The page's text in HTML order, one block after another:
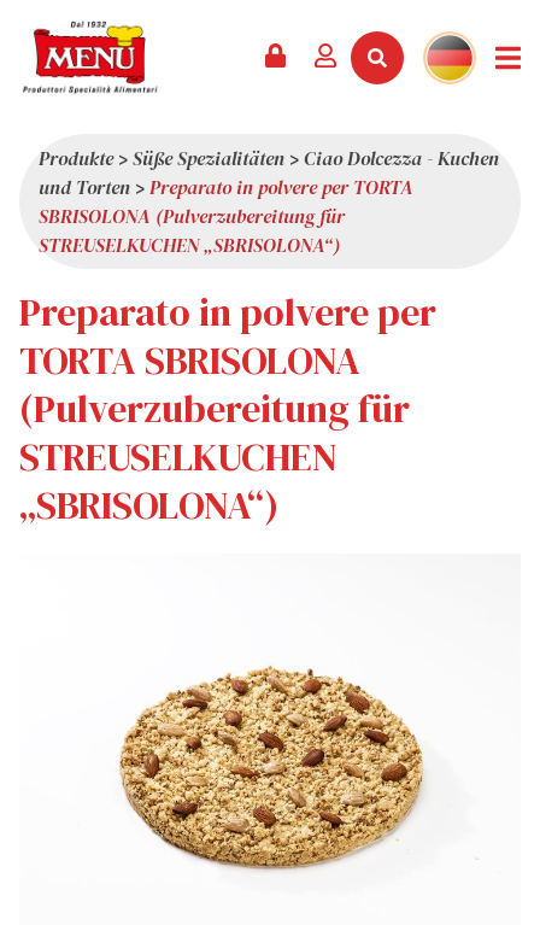
KATALOG
SERVICES
NEUHEITEN
PRÄMIEN
PRESSESCHAU
ÜBER UNS
QUALITÄT
WERTE
SHOWROOM
ARBEITEN SIE MIT UNS
Produkte>Süße Spezialitäten >Ciao Dolcezza - Kuchen
und Torten >Preparato in polvere per TORTA
SBRISOLONA (Pulverzubereitung für
STREUSELKUCHEN „SBRISOLONA“)
Preparato in polvere per
TORTA SBRISOLONA
(Pulverzubereitung für
STREUSELKUCHEN
„SBRISOLONA“)